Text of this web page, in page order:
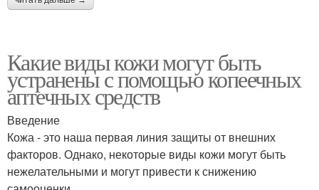
Какие виды кожи могут быть
устранены с помощью копеечных
аптечных средств
Введение
Кожа - это наша первая линия защиты от внешних
факторов. Однако, некоторые виды кожи могут быть
нежелательными и могут привести к снижению